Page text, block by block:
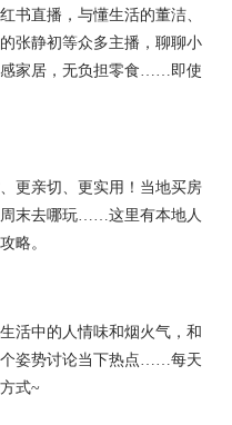
书直播，与懂生活的董洁、
张静初等众多主播，聊聊小
感家居，无负担零食……即使
更亲切、更实用！当地买房
末去哪玩……这里有本地人
略。
活中的人情味和烟火气，和
个姿势讨论当下热点……每天
式~